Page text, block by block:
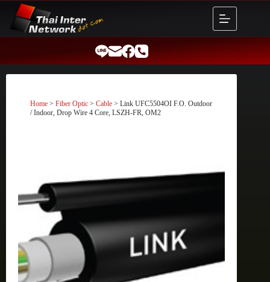
content
Home > Fiber Optic > Cable > Link UFC5504OI F.O. Outdoor
/ Indoor, Drop Wire 4 Core, LSZH-FR, OM2